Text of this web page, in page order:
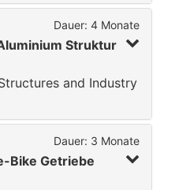
Dauer: 4 Monate
Struktur
and Industry
Dauer: 3 Monate
Bike Getriebe